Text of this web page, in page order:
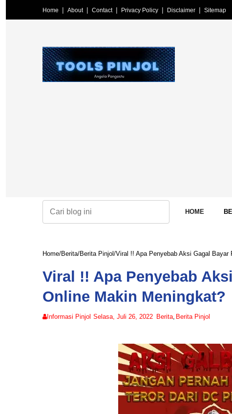
Home About Contact Privacy Policy Disclaimer Sitemap
HOME
Home/Berita/Berita Pinjol /Viral !! Apa Penyebab Aksi Gagal
Viral !! Apa Penyebab
Online Makin Meningkat?
Informasi Pinjol Selasa, Juli 26, 2022 Berita, Berita Pinjol